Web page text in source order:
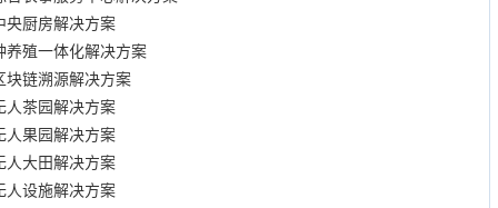
央厨房解决方案
养殖一体化解决方案
块链溯源解决方案
人茶园解决方案
人果园解决方案
人大田解决方案
人设施解决方案